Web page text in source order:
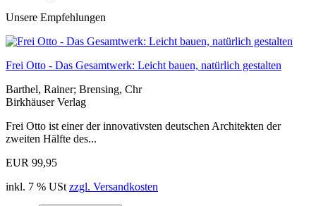
Unsere Empfehlungen
Frei Otto - Das Gesamtwerk: Leicht bauen, natürlich gestalten
Barthel, Rainer; Brensing, Chr
Birkhäuser Verlag
Frei Otto ist einer der innovativsten deutschen Architekten der
zweiten Hälfte des...
EUR 99,95
inkl. 7 % USt zzgl. Versandkosten